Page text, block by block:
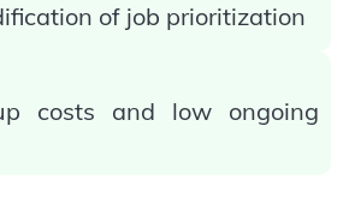
of job prioritization
costs and low ongoing